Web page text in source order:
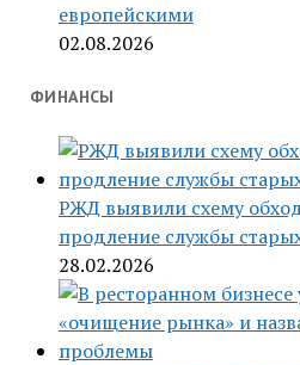
европейскими
02.08.2026
ФИНАНСЫ
РЖД выявили схему
продление службы
28.02.2026